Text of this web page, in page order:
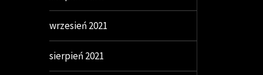
wrzesień 2021
sierpień 2021